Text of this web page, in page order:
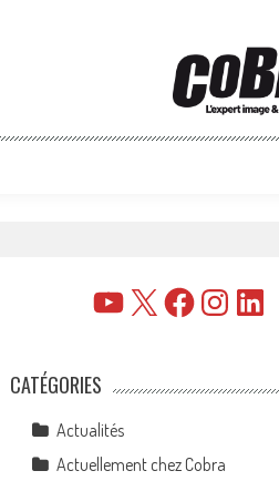
YouTube
X FacebookInstagramLinkedIn
CATÉGORIES
Actualités
Actuellement chez Cobra